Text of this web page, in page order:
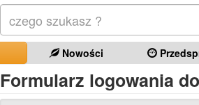
Nowości
Formularz logowania